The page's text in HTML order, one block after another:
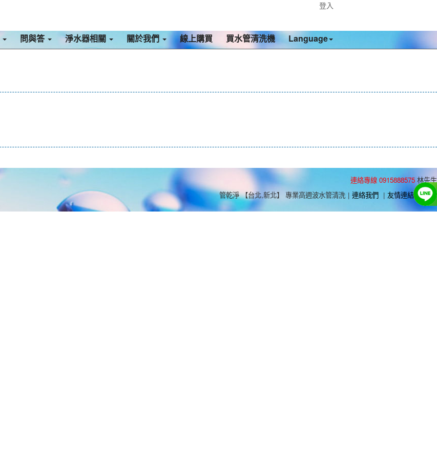
登入
問與答 淨水器相關 關於我們 線上購買 買水管清洗機 Language
連絡專線 0915888575 林先生
管乾淨 【台北,新北】 專業高週波水管清洗 | 連絡我們 | 友情連結 | RSS